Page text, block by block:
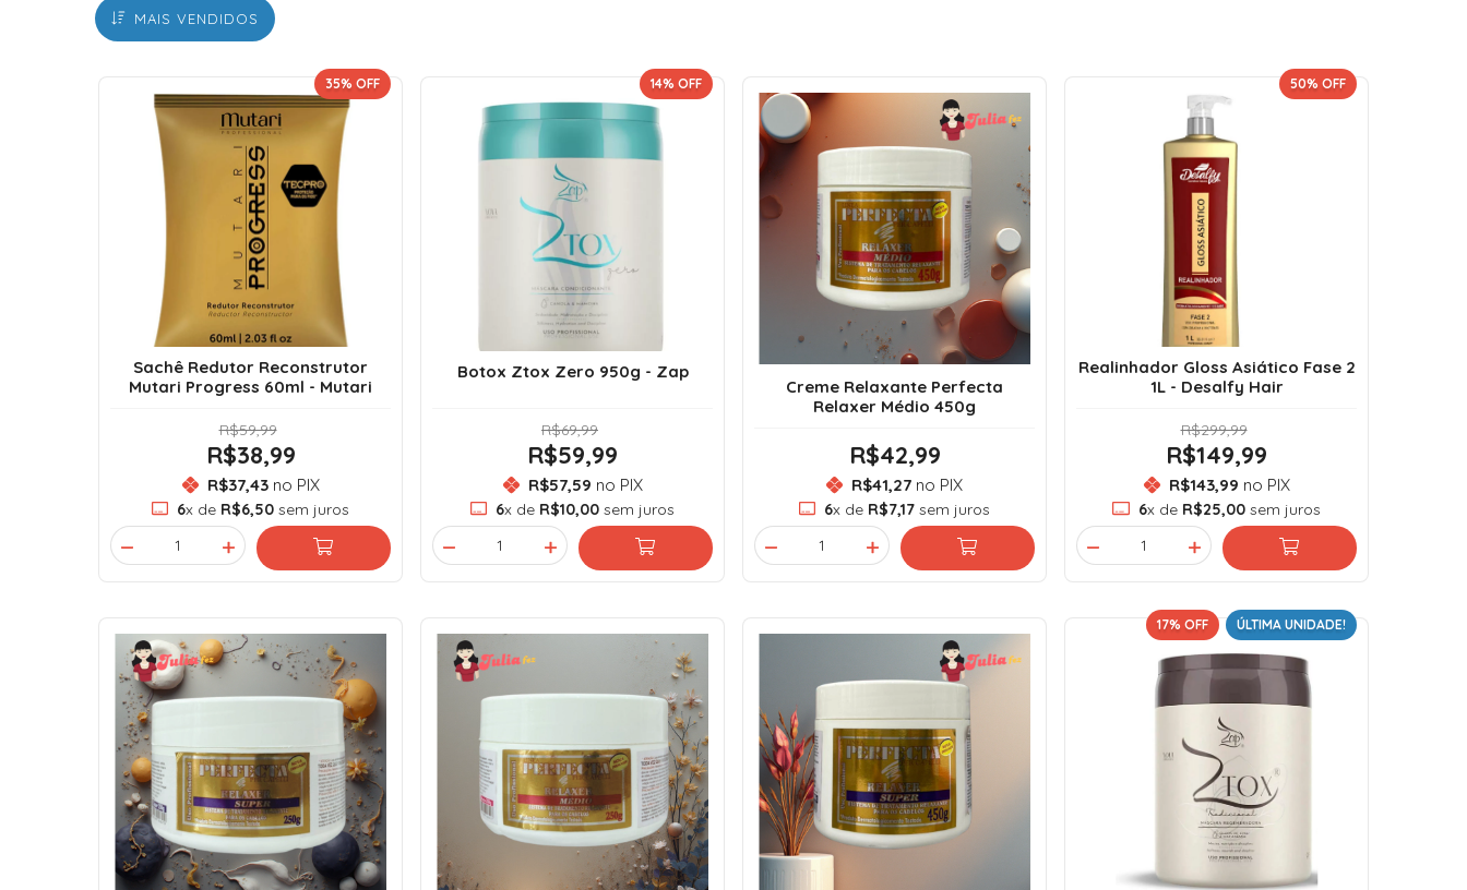
MAIS VENDIDOS
35% OFF
Sachê Redutor Reconstrutor
Mutari Progress 60ml - Mutari
R$59,99
R$38,99
R$37,43no PIX
6x de R$6,50 sem juros
14% OFF
Botox Ztox Zero 950g - Zap
R$69,99
R$59,99
R$57,59 no PIX
6x de R$10,00 sem juros
Creme Relaxante Perfecta
Relaxer Médio 450g
R$42,99
R$41,27 no PIX
6x de R$7,17 sem juros
50% OFF
Realinhador Gloss Asiático Fase 2
1L - Desalfy Hair
R$299,99
R$149,99
R$143,99 no PIX
6x de R$25,00sem juros
17% OFF ÚLTIMA UNIDADE!